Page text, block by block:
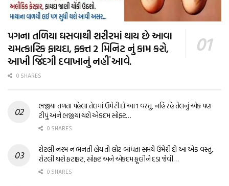
પગના તળિયા ઘસવાથી શરીરમાં થાય છે આવા
ચમત્કારિક ફાયદા, ફક્ત 2 મિનિટ નું કામ કરો,
આખી જિંદગી દવાખાનું નહીં આવે.
0 SHARES
ભજીયા તળતા પહેલા તેલમાં ઉમેરી દો આ 1 વસ્તુ, નહિ રહે તેલનું એક પણ
ટીપું અને ભજીયા થશે એકદમ સોફ્ટ…
0 SHARES
રોટલી નરમ ન બનતી હોય તો લોટ બાંધતા સમયે ઉમેરી દો આ એક વસ્તુ,
રોટલી થશે ફટાફટ, સોફ્ટ અને એકદમ ફૂલીને દડા જેવી…
0 SHARES